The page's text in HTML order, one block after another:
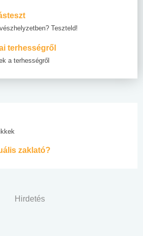
Teszteld!
terhességről
a terhességről
zaklató?
Hirdetés